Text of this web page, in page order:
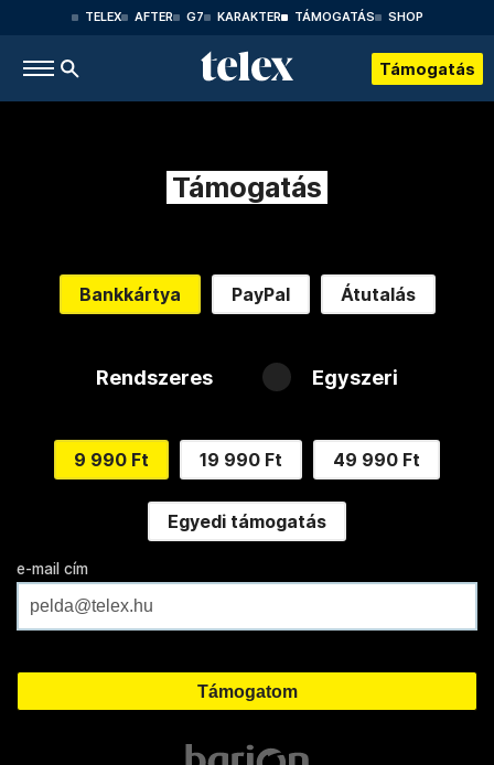
TELEX AFTER G7 KARAKTER TÁMOGATÁS SHOP
Támogatás
Támogatás
Bankkártya PayPal Átutalás
Rendszeres Egyszeri
9 990 Ft 19 990 Ft 49 990 Ft
Egyedi támogatás
e-mail cím